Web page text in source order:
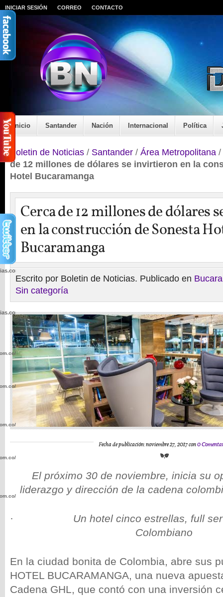
INICIAR SESIÓN CORREO CONTACTO
Inicio Santander Nación Internacional Política
Boletin de Noticias / Santander / Área Metropolitana /
de 12 millones de dólares se invirtieron en la
Hotel Bucaramanga
Cerca de 12 millones de dólares
en la construcción de Sonesta
Bucaramanga
Escrito por Boletin de Noticias. Publicado en
Sin categoría
Fecha de publicación: noviembre 27, 2017 con0
El próximo 30 de noviembre, inicia su
liderazgo y dirección de la cadena
· Un hotel cinco estrellas, full
Colombiano
En la ciudad bonita de Colombia, abre sus
HOTEL BUCARAMANGA, una nueva
Cadena GHL, que contó con una inversión
wp-
wp-
wp-
wp-
wp-
wp-
wp-
wp-